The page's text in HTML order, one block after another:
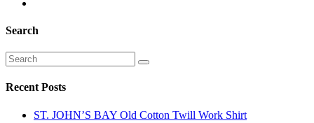
Search
Recent Posts
ST. JOHN’S BAY Old Cotton Twill Work Shirt